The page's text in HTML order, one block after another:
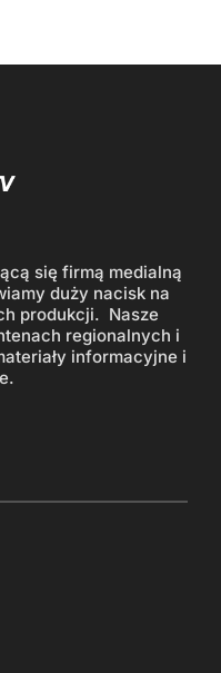
się firmą medialną
duży nacisk na
produkcji. Nasze
regionalnych i
informacyjne i